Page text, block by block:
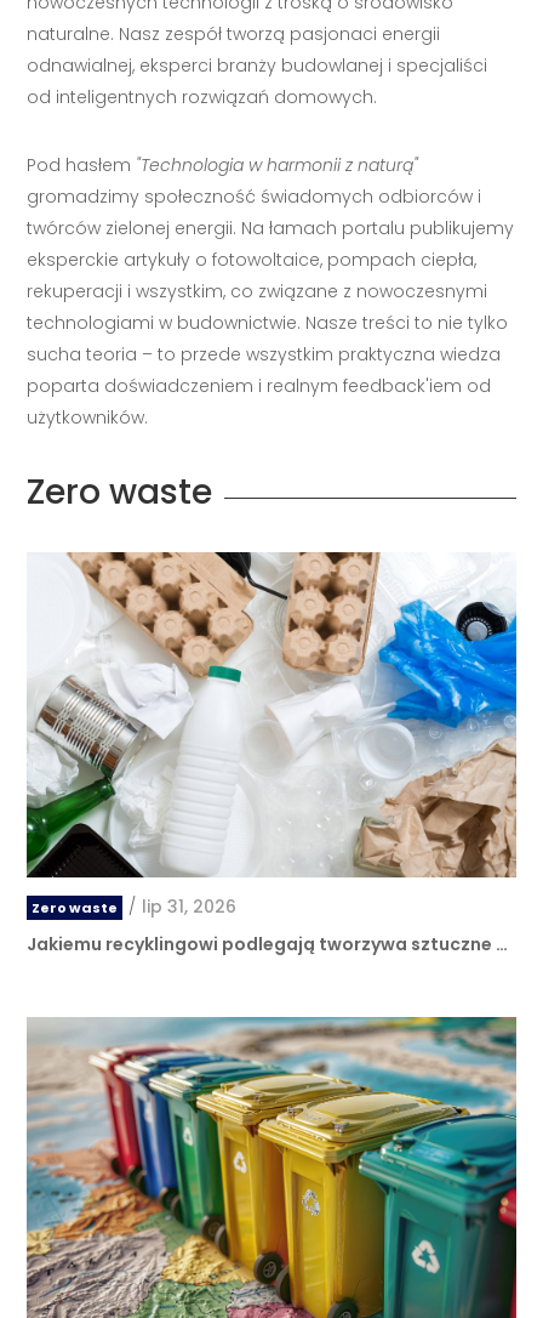
naturalne. Nasz zespół tworzą pasjonaci energii
odnawialnej, eksperci branży budowlanej i specjaliści
od inteligentnych rozwiązań domowych.
Pod hasłem "Technologia w harmonii z naturą"
gromadzimy społeczność świadomych odbiorców i
twórców zielonej energii. Na łamach portalu publikujemy
eksperckie artykuły o fotowoltaice, pompach ciepła,
rekuperacji i wszystkim, co związane z nowoczesnymi
technologiami w budownictwie. Nasze treści to nie tylko
sucha teoria – to przede wszystkim praktyczna wiedza
poparta doświadczeniem i realnym feedback'iem od
użytkowników.
Zero waste
Zero waste / lip 31, 2026
Jakiemu recyklingowi podlegają tworzywa sztuczne …